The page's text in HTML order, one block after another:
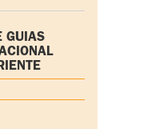
GUÍAS